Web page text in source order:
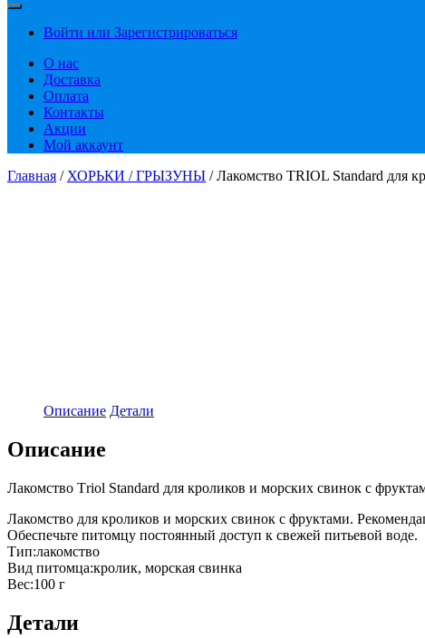
Войти или Зарегистрироваться
О нас
Доставка
Оплата
Контакты
Акции
Мой аккаунт
Главная / ХОРЬКИ / ГРЫЗУНЫ / Лакомство TRIOL Standard для
Описание Детали
Описание
Лакомство Тriol Standard для кроликов и морских свинок с
Лакомство для кроликов и морских свинок с фруктами.
Обеспечьте питомцу постоянный доступ к свежей питьевой воде.
Тип:лакомство
Вид питомца:кролик, морская свинка
Вес:100 г
Детали